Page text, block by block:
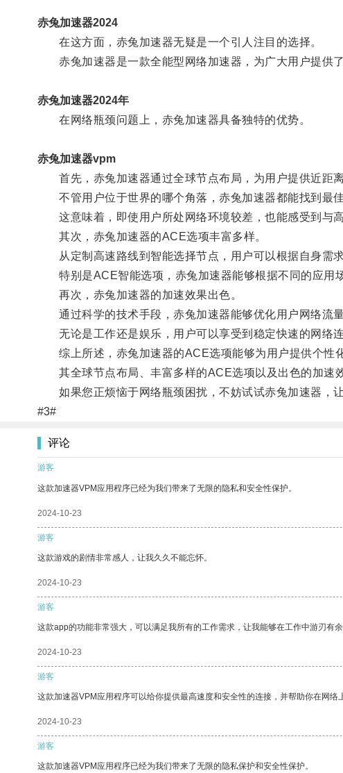
赤兔加速器2024
在这方面，赤兔加速器无疑是一个引人注目的选择。
赤兔加速器是一款全能型网络加速器，为广大用户提供了
赤兔加速器2024年
在网络瓶颈问题上，赤兔加速器具备独特的优势。
赤兔加速器vpm
首先，赤兔加速器通过全球节点布局，为用户提供近距离
不管用户位于世界的哪个角落，赤兔加速器都能找到最佳
这意味着，即使用户所处网络环境较差，也能感受到与高
其次，赤兔加速器的ACE选项丰富多样。
从定制高速路线到智能选择节点，用户可以根据自身需求
特别是ACE智能选项，赤兔加速器能够根据不同的应用
再次，赤兔加速器的加速效果出色。
通过科学的技术手段，赤兔加速器能够优化用户网络流量
无论是工作还是娱乐，用户可以享受到稳定快速的网络连
综上所述，赤兔加速器的ACE选项能够为用户提供个性化
其全球节点布局、丰富多样的ACE选项以及出色的加速
如果您正烦恼于网络瓶颈困扰，不妨试试赤兔加速器，让
#3#
评论
游客
这款加速器VPM应用程序已经为我们带来了无限的隐私和安全性保护。
2024-10-23
游客
这款游戏的剧情非常感人，让我久久不能忘怀。
2024-10-23
游客
这款app的功能非常强大，可以满足我所有的工作需求，让我能够在工作中游刃有余
2024-10-23
游客
这款加速器VPM应用程序可以给你提供最高速度和安全性的连接，并帮助你在网络
2024-10-23
游客
这款加速器VPM应用程序已经为我们带来了无限的隐私保护和安全性保护。